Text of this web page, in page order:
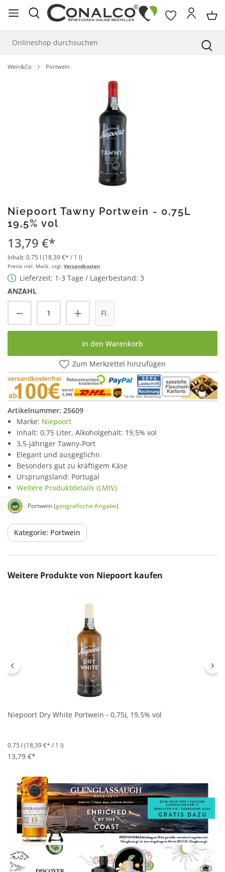
springen
Wein&Co Portwein
Niepoort Tawny Portwein - 0,75L
19,5% vol
13,79 €*
Inhalt:0.75 l (18,39 €* / 1 l)
Preise inkl. MwSt. zzgl. Versandkosten
Lieferzeit: 1-3 Tage / Lagerbestand: 3
ANZAHL
Produkt Anzahl: Gib den gewünschten
Fl.
In den Warenkorb
Zum Merkzettel hinzufügen
Artikelnummer: 25609
Marke: Niepoort
Inhalt: 0,75 Liter, Alkoholgehalt: 19,5% vol
3,5-jähriger Tawny-Port
Elegant und ausgeglichn
Besonders gut zu kräftigem Käse
Ursprungsland: Portugal
Weitere Produktdetails (LMIV)
Portwein (geografische Angabe)
Kategorie: Portwein
Produktgalerie überspringen
Weitere Produkte von Niepoort kaufen
Niepoort Dry White Portwein - 0,75L 19,5% vol
0.75 l (18,39 €* / 1 l)
13,79 €*